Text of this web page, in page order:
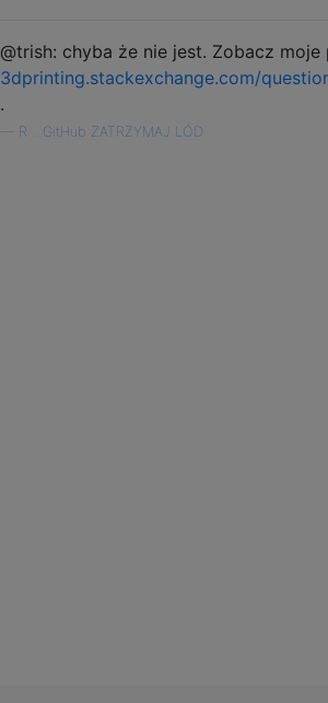
@trish: chyba że nie jest. Zobacz moje
3dprinting.stackexchange.com/
.
R .. GitHub ZATRZYMAJ LÓD